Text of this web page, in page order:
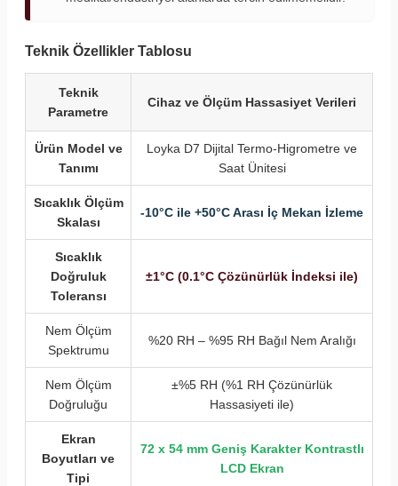
Teknik Özellikler Tablosu
Teknik
Parametre
Cihaz ve Ölçüm Hassasiyet Verileri
Ürün Model ve
Tanımı
Loyka D7 Dijital Termo-Higrometre ve
Saat Ünitesi
Sıcaklık Ölçüm
Skalası
-10°C ile +50°C Arası İç Mekan İzleme
Sıcaklık
Doğruluk
Toleransı
±1°C (0.1°C Çözünürlük İndeksi ile)
Nem Ölçüm
Spektrumu
%20 RH – %95 RH Bağıl Nem Aralığı
Nem Ölçüm
Doğruluğu
±%5 RH (%1 RH Çözünürlük
Hassasiyeti ile)
Ekran
Boyutları ve
Tipi
72 x 54 mm Geniş Karakter Kontrastlı
LCD Ekran